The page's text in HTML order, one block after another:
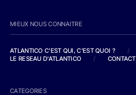
MIEUX NOUS CONNAITRE
ATLANTICO C'EST QUI, C'EST QUOI ?
/
LE RESEAU D'ATLANTICO
/ CONTACT
CATEGORIES